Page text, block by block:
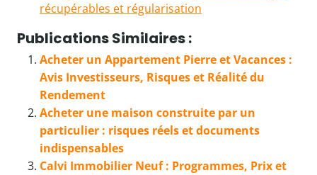
récupérables et régularisation
Publications Similaires :
Acheter un Appartement Pierre et Vacances :
Avis Investisseurs, Risques et Réalité du
Rendement
Acheter une maison construite par un
particulier : risques réels et documents
indispensables
Calvi Immobilier Neuf : Programmes, Prix et